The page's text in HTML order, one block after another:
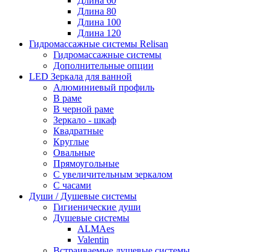
Длина 80
Длина 100
Длина 120
Гидромассажные системы Relisan
Гидромассажные системы
Дополнительные опции
LED Зеркала для ванной
Алюминиевый профиль
В раме
В черной раме
Зеркало - шкаф
Квадратные
Круглые
Овальные
Прямоугольные
С увеличительным зеркалом
С часами
Души / Душевые системы
Гигиенические души
Душевые системы
ALMAes
Valentin